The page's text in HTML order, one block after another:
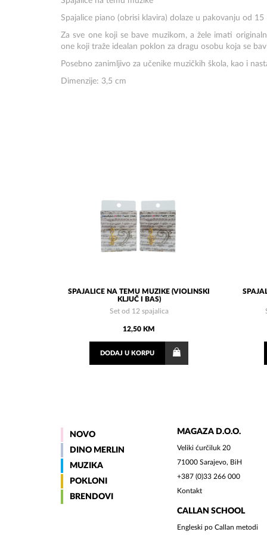
Spajalice piano (obrisi klavira) dolaze u pakovanju od 15
Za sve one koji se bave muzikom, a žele imati
one koji traže idealan poklon za dragu osobu koja se
Posebno zanimljivo za učenike muzičkih škola, kao i
Dimenzije: 3,5 cm
SPAJALICE NA TEMU MUZIKE (VIOLINSKI
KLJUČ I BAS)
Set od 12 spajalica
12,50 KM
DODAJ U KORPU
NOVO
DINO MERLIN
MUZIKA
POKLONI
BRENDOVI
MAGAZA D.O.O.
Veliki ćurčiluk 20
71000 Sarajevo, BiH
+387 (0)33 266 000
Kontakt
CALLAN SCHOOL
Engleski po Callan metodi